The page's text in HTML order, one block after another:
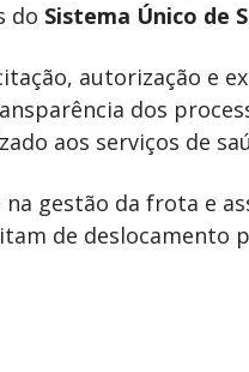
do Sistema Único de
autorização e
dos
aos serviços de
gestão da frota e
de deslocamento